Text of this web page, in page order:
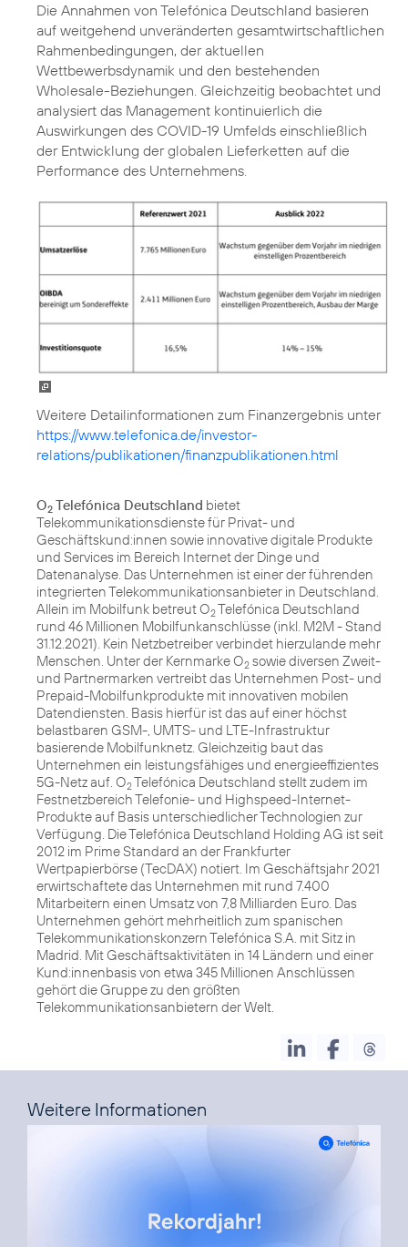
Die Annahmen von Telefónica Deutschland basieren
auf weitgehend unveränderten gesamtwirtschaftlichen
Rahmenbedingungen, der aktuellen
Wettbewerbsdynamik und den bestehenden
Wholesale-Beziehungen. Gleichzeitig beobachtet und
analysiert das Management kontinuierlich die
Auswirkungen des COVID-19 Umfelds einschließlich
der Entwicklung der globalen Lieferketten auf die
Performance des Unternehmens.
https://www.telefonica.de/investor-
relations/publikationen/finanzpublikationen.html
O2 Telefónica Deutschland bietet
Telekommunikationsdienste für Privat- und
Geschäftskund:innen sowie innovative digitale Produkte
und Services im Bereich Internet der Dinge und
Datenanalyse. Das Unternehmen ist einer der führenden
integrierten Telekommunikationsanbieter in Deutschland.
Allein im Mobilfunk betreut O2Telefónica Deutschland
rund 46 Millionen Mobilfunkanschlüsse (inkl. M2M - Stand
31.12.2021). Kein Netzbetreiber verbindet hierzulande mehr
Menschen. Unter der Kernmarke O2 sowie diversen Zweit-
und Partnermarken vertreibt das Unternehmen Post- und
Prepaid-Mobilfunkprodukte mit innovativen mobilen
Datendiensten. Basis hierfür ist das auf einer höchst
belastbaren GSM-, UMTS- und LTE-Infrastruktur
basierende Mobilfunknetz. Gleichzeitig baut das
Unternehmen ein leistungsfähiges und energieeffizientes
5G-Netz auf. O2Telefónica Deutschland stellt zudem im
Festnetzbereich Telefonie- und Highspeed-Internet-
Produkte auf Basis unterschiedlicher Technologien zur
Verfügung. Die Telefónica Deutschland Holding AG ist seit
2012 im Prime Standard an der Frankfurter
Wertpapierbörse (TecDAX) notiert. Im Geschäftsjahr 2021
erwirtschaftete das Unternehmen mit rund 7.400
Mitarbeitern einen Umsatz von 7,8 Milliarden Euro. Das
Unternehmen gehört mehrheitlich zum spanischen
Telekommunikationskonzern Telefónica S.A. mit Sitz in
Madrid. Mit Geschäftsaktivitäten in 14 Ländern und einer
Kund:innenbasis von etwa 345 Millionen Anschlüssen
gehört die Gruppe zu den größten
Telekommunikationsanbietern der Welt.
Weitere Informationen